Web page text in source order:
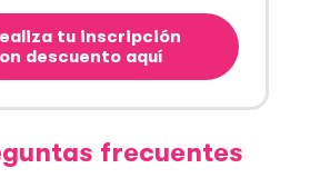
tu inscripción
descuento aquí
frecuentes